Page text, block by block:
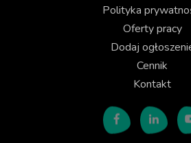
Polityka
Oferty pracy
Dodaj
Cennik
Kontakt